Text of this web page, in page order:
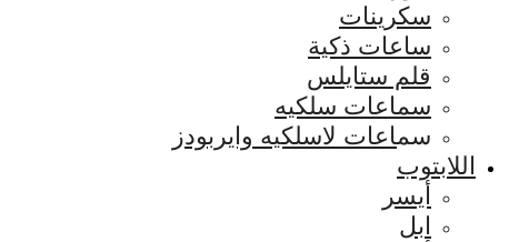
سكرينات
ساعات ذكية
قلم ستايلس
سماعات سلكيه
سماعات لاسلكيه وايربودز
اللابتوب
أيسر
ابل